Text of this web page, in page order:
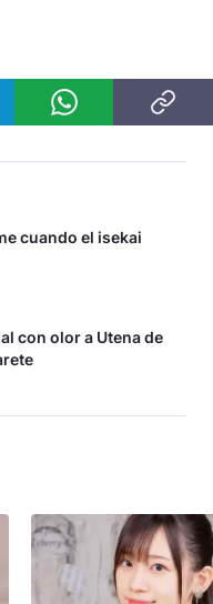
cuando el isekai
con olor a Utena de